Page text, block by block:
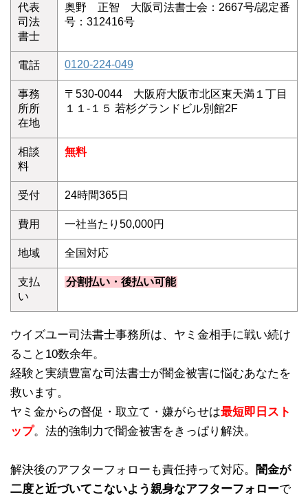
代表
司法
書士
奥野 正智 大阪司法書士会：2667号/認定番
号：312416号
電話 0120-224-049
事務
所所
在地
〒530-0044 大阪府大阪市北区東天満１丁目
１１-１５ 若杉グランドビル別館2F
相談
料
無料
受付 24時間365日
費用 一社当たり50,000円
地域 全国対応
支払
い
分割払い・後払い可能
ウイズユー司法書士事務所は、ヤミ金相手に戦い続け
ること10数余年。
経験と実績豊富な司法書士が闇金被害に悩むあなたを
救います。
ヤミ金からの督促・取立て・嫌がらせは最短即日スト
ップ。法的強制力で闇金被害をきっぱり解決。
解決後のアフターフォローも責任持って対応。
闇金が
二度と近づいてこないよう親身なアフターフォローで